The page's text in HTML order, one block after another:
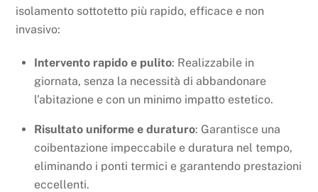
isolamento sottotetto più rapido, efficace e non
invasivo:
Intervento rapido e pulito: Realizzabile in
giornata, senza la necessità di abbandonare
l’abitazione e con un minimo impatto estetico.
Risultato uniforme e duraturo: Garantisce una
coibentazione impeccabile e duratura nel tempo,
eliminando i ponti termici e garantendo prestazioni
eccellenti.